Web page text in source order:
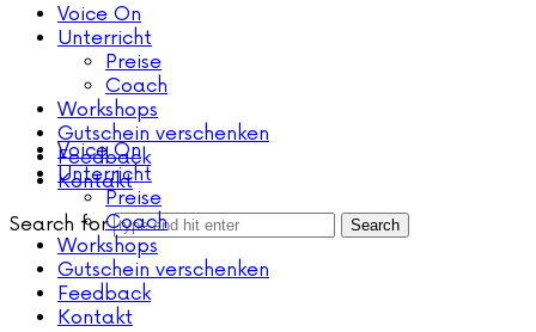
Voice On
Unterricht
Preise
Coach
Workshops
Gutschein verschenken
Feedback
Kontakt
Search for
Voice On
Unterricht
Preise
Coach
Workshops
Gutschein verschenken
Feedback
Kontakt